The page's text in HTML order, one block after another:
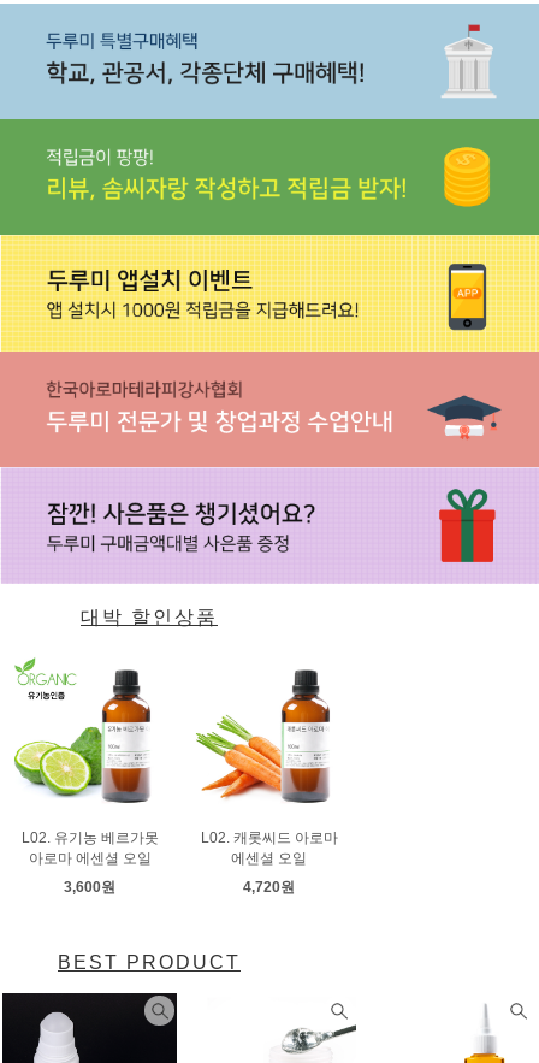
대박 할인상품
L02. 유기농 베르가못
아로마 에센셜 오일
3,600원
L02. 캐롯씨드 아로마
에센셜 오일
4,720원
BEST PRODUCT